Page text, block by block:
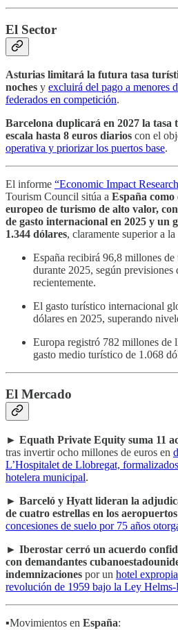
El Sector
Asturias limitará la futura tasa
noches y excluirá del pago a menores
federados en competición.
Barcelona duplicará en 2027 la tasa
escala hasta 8 euros diarios con el
operativa y priorizar los puertos base.
El informe “Economic Impact
Tourism Council sitúa a España
europeo de turismo de alto valor,
de gasto internacional en 2025 y un
1.344 dólares, claramente superior a
España recibirá 96,8 millones de
durante 2025, según
recientemente.
El gasto turístico internacional
dólares en 2025, superando
Europa registró 782 millones de
gasto medio turístico de 1.068
El Mercado
► Equath Private Equity suma 11
tras invertir ocho millones de euros en
L’Hospitalet de Llobregat,
hotelera municipal.
► Barceló y Hyatt lideran la
de cuatro estrellas en los
concesiones de suelo por 75 años
► Iberostar cerró un acuerdo
con demandantes
indemnizaciones por un hotel
revolución de 1959 bajo la Ley
▪️Movimientos en España: